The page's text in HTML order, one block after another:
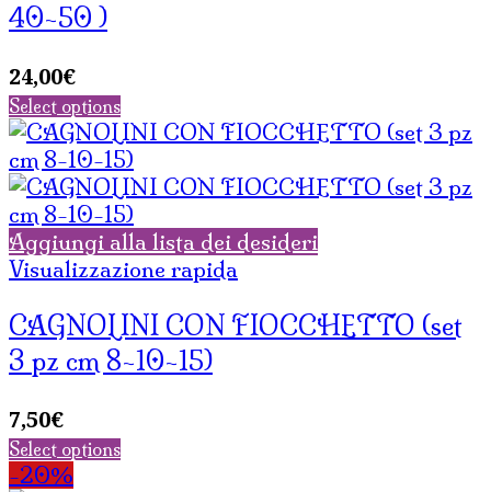
40-50 )
24,00€
Select options
Aggiungi alla lista dei desideri
Visualizzazione rapida
CAGNOLINI CON FIOCCHETTO (set
3 pz cm 8-10-15)
7,50€
Select options
-20%